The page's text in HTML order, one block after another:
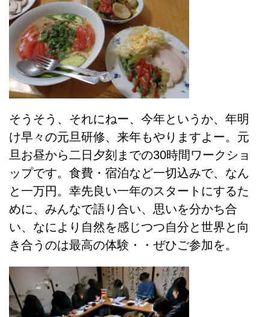
そうそう、それにねー、今年というか、年明
け早々の元旦研修、来年もやりますよー。元
旦お昼から二日夕刻までの30時間ワークショ
ップです。食費・宿泊など一切込みで、なん
と一万円。幸先良い一年のスタートにするた
めに、みんなで語り合い、思いを分かち合
い、なにより自然を感じつつ自分と世界と向
き合うのは最高の体験・・ぜひご参加を。